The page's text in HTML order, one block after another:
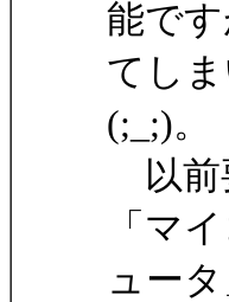
能で
てし
(;_;)。
以前
「マ
ュー